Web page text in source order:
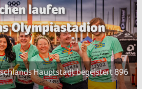
laufen
Olympiastadion
Hauptstadt begeistert 896